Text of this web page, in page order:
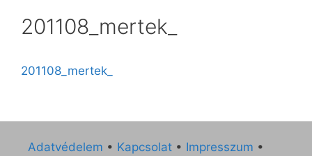
201108_mertek_
201108_mertek_
Adatvédelem • Kapcsolat • Impresszum •